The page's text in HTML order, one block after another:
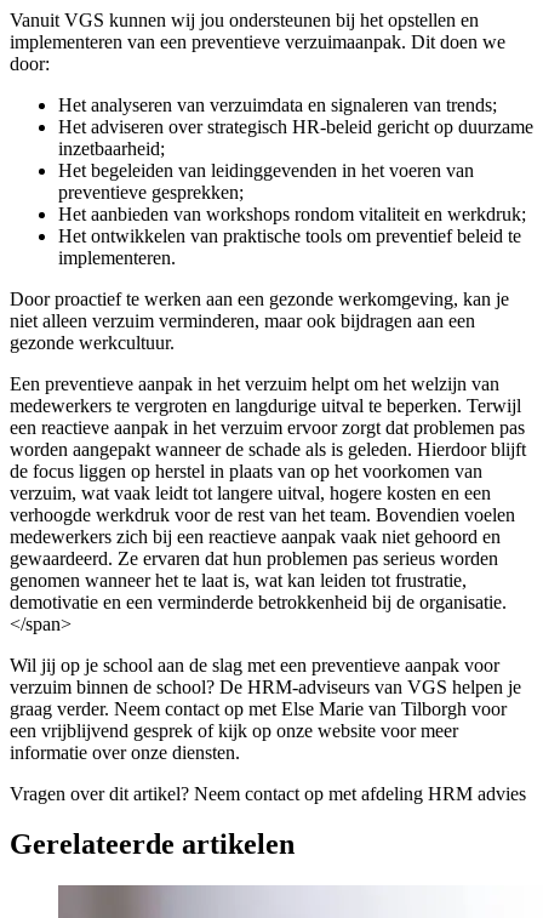
Vanuit VGS kunnen wij jou ondersteunen bij het opstellen en
implementeren van een preventieve verzuimaanpak. Dit doen we
door:
Het analyseren van verzuimdata en signaleren van trends;
Het adviseren over strategisch HR-beleid gericht op duurzame
inzetbaarheid;
Het begeleiden van leidinggevenden in het voeren van
preventieve gesprekken;
Het aanbieden van workshops rondom vitaliteit en werkdruk;
Het ontwikkelen van praktische tools om preventief beleid te
implementeren.
Door proactief te werken aan een gezonde werkomgeving, kan je
niet alleen verzuim verminderen, maar ook bijdragen aan een
gezonde werkcultuur.
Een preventieve aanpak in het verzuim helpt om het welzijn van
medewerkers te vergroten en langdurige uitval te beperken. Terwijl
een reactieve aanpak in het verzuim ervoor zorgt dat problemen pas
worden aangepakt wanneer de schade als is geleden. Hierdoor blijft
de focus liggen op herstel in plaats van op het voorkomen van
verzuim, wat vaak leidt tot langere uitval, hogere kosten en een
verhoogde werkdruk voor de rest van het team. Bovendien voelen
medewerkers zich bij een reactieve aanpak vaak niet gehoord en
gewaardeerd. Ze ervaren dat hun problemen pas serieus worden
genomen wanneer het te laat is, wat kan leiden tot frustratie,
demotivatie en een verminderde betrokkenheid bij de organisatie.
</span>
Wil jij op je school aan de slag met een preventieve aanpak voor
verzuim binnen de school? De HRM-adviseurs van VGS helpen je
graag verder. Neem contact op met Else Marie van Tilborgh voor
een vrijblijvend gesprek of kijk op onze website voor meer
informatie over onze diensten.
Vragen over dit artikel? Neem contact op met afdeling HRM advies
Gerelateerde artikelen